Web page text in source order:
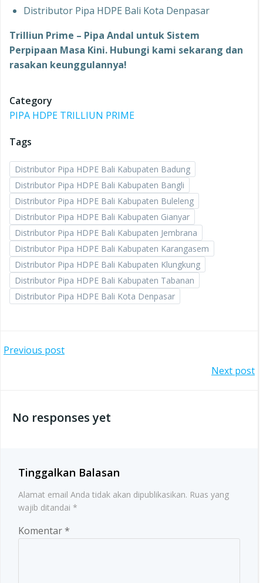
Distributor Pipa HDPE Bali Kota Denpasar
Trilliun Prime – Pipa Andal untuk Sistem
Perpipaan Masa Kini. Hubungi kami sekarang dan
rasakan keunggulannya!
Category
PIPA HDPE TRILLIUN PRIME
Tags
Distributor Pipa HDPE Bali Kabupaten Badung
Distributor Pipa HDPE Bali Kabupaten Bangli
Distributor Pipa HDPE Bali Kabupaten Buleleng
Distributor Pipa HDPE Bali Kabupaten Gianyar
Distributor Pipa HDPE Bali Kabupaten Jembrana
Distributor Pipa HDPE Bali Kabupaten Karangasem
Distributor Pipa HDPE Bali Kabupaten Klungkung
Distributor Pipa HDPE Bali Kabupaten Tabanan
Distributor Pipa HDPE Bali Kota Denpasar
Post
Previous post
navigation
Next post
No responses yet
Tinggalkan Balasan
Alamat email Anda tidak akan dipublikasikan. Ruas yang
wajib ditandai *
Komentar*